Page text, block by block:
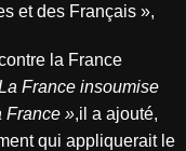
et des Français »,
la France
France insoumise
France »,il a ajouté,
qui appliquerait le